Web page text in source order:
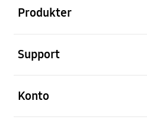
Produkter
Support
Konto